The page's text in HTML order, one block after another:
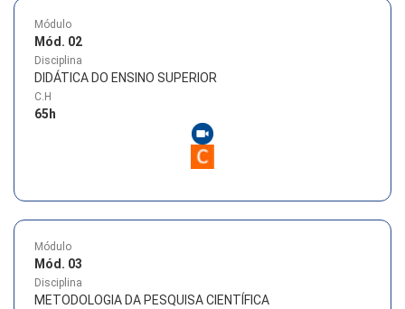
Módulo
Mód. 02
Disciplina
DIDÁTICA DO ENSINO SUPERIOR
C.H
65 h
Módulo
Mód. 03
Disciplina
METODOLOGIA DA PESQUISA CIENTÍFICA